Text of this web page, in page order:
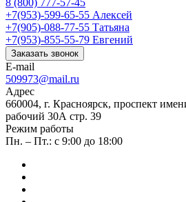
8 (800) 777-57-45
+7(953)-599-65-55 Алексей
+7(905)-088-77-55 Татьяна
+7(953)-855-55-79 Евгений
Заказать звонок
E-mail
509973@mail.ru
Адрес
660004, г. Красноярск, проспект
рабочий 30А стр. 39
Режим работы
Пн. – Пт.: с 9:00 до 18:00